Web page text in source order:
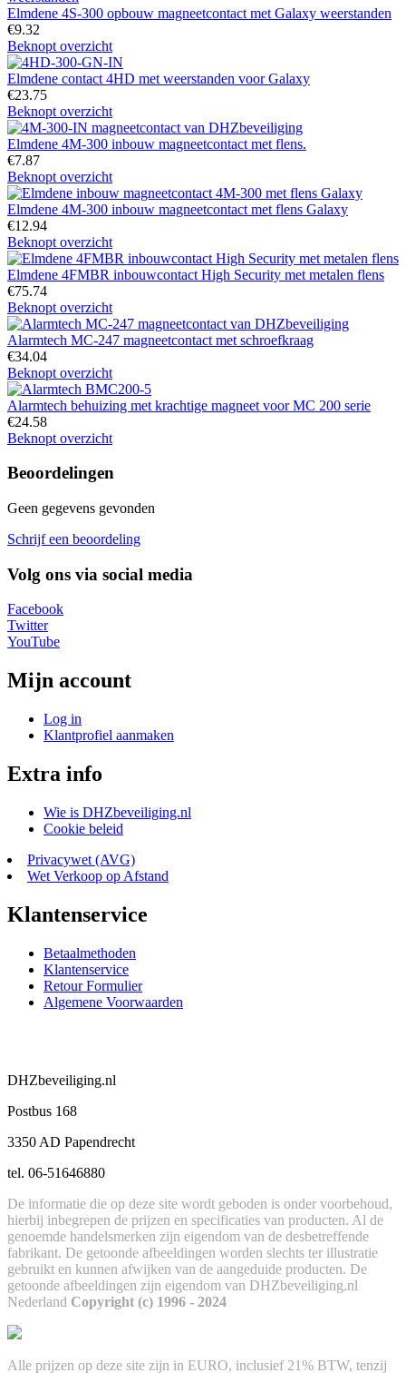
Elmdene 4S-300 opbouw magneetcontact met Galaxy weerstanden
€9.32
Beknopt overzicht
Elmdene contact 4HD met weerstanden voor Galaxy
€23.75
Beknopt overzicht
Elmdene 4M-300 inbouw magneetcontact met flens.
€7.87
Beknopt overzicht
Elmdene 4M-300 inbouw magneetcontact met flens Galaxy
€12.94
Beknopt overzicht
Elmdene 4FMBR inbouwcontact High Security met metalen flens
€75.74
Beknopt overzicht
Alarmtech MC-247 magneetcontact met schroefkraag
€34.04
Beknopt overzicht
Alarmtech behuizing met krachtige magneet voor MC 200 serie
€24.58
Beknopt overzicht
Beoordelingen
Geen gegevens gevonden
Schrijf een beoordeling
Volg ons via social media
Facebook
Twitter
YouTube
Mijn account
Log in
Klantprofiel aanmaken
Extra info
Wie is DHZbeveiliging.nl
​Cookie beleid
​Privacywet (AVG)
Wet Verkoop op Afstand
Klantenservice
Betaalmethoden
​Klantenservice
Retour Formulier
Algemene Voorwaarden
DHZbeveiliging.nl
Postbus 168
3350 AD Papendrecht
tel. 06-51646880
De informatie die op deze site wordt geboden is onder voorbehoud,
hierbij inbegrepen de prijzen en specificaties van producten. Al de
genoemde handelsmerken zijn eigendom van de desbetreffende
fabrikant. De getoonde afbeeldingen worden slechts ter illustratie
gebruikt en kunnen afwijken van de aangeduide producten. De
getoonde afbeeldingen zijn eigendom van DHZbeveiliging.nl
Nederland Copyright (c) 1996 - 2024
Alle prijzen op deze site zijn in EURO, inclusief 21% BTW, tenzij